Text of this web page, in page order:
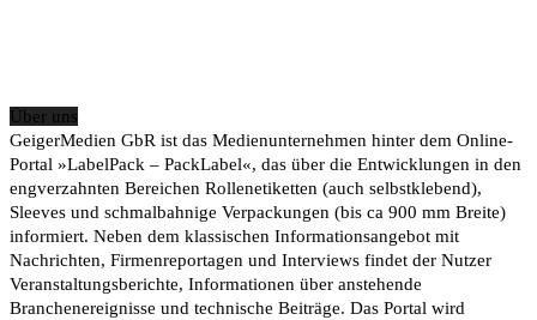
Über uns
GeigerMedien GbR ist das Medienunternehmen hinter dem Online-
Portal »LabelPack – PackLabel«, das über die Entwicklungen in den
engverzahnten Bereichen Rollenetiketten (auch selbstklebend),
Sleeves und schmalbahnige Verpackungen (bis ca 900 mm Breite)
informiert. Neben dem klassischen Informationsangebot mit
Nachrichten, Firmenreportagen und Interviews findet der Nutzer
Veranstaltungsberichte, Informationen über anstehende
Branchenereignisse und technische Beiträge. Das Portal wird